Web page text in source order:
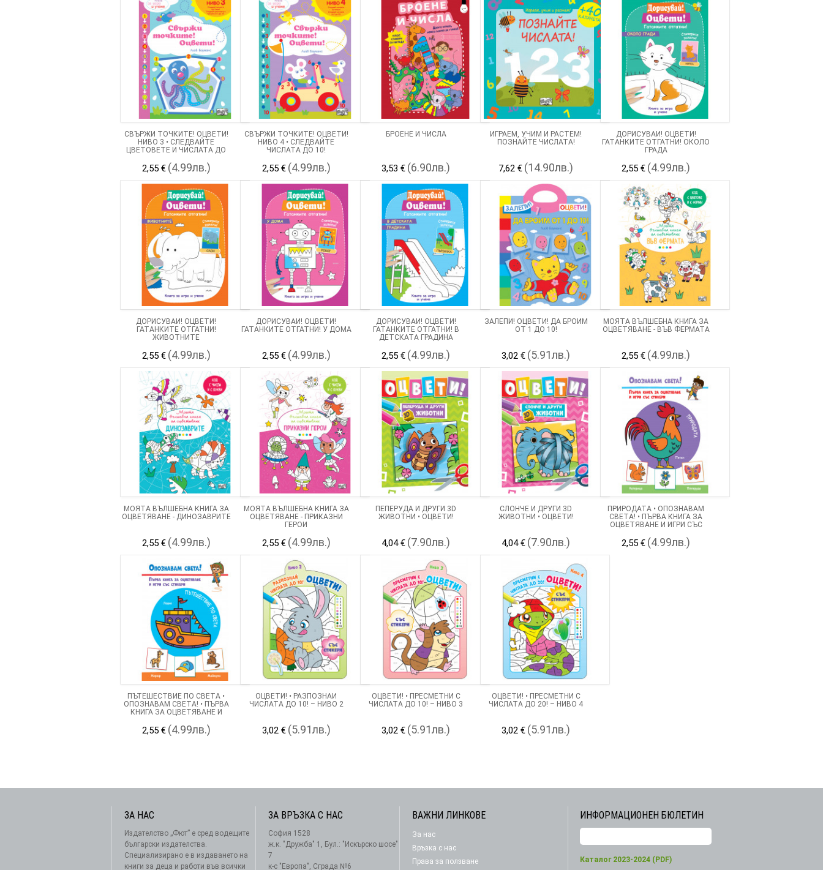
СВЪРЖИ ТОЧКИТЕ! ОЦВЕТИ!
НИВО 3 • СЛЕДВАЙТЕ
ЦВЕТОВЕТЕ И ЧИСЛАТА ДО
2,55 € (4.99лв.)
СВЪРЖИ ТОЧКИТЕ! ОЦВЕТИ!
НИВО 4 • СЛЕДВАЙТЕ
ЧИСЛАТА ДО 10!
2,55 € (4.99лв.)
БРОЕНЕ И ЧИСЛА
3,53 € (6.90лв.)
ИГРАЕМ, УЧИМ И РАСТЕМ!
ПОЗНАЙТЕ ЧИСЛАТА!
7,62 € (14.90лв.)
ДОРИСУВАЙ! ОЦВЕТИ!
ГАТАНКИТЕ ОТГАТНИ! ОКОЛО
ГРАДА
2,55 € (4.99лв.)
ДОРИСУВАЙ! ОЦВЕТИ!
ГАТАНКИТЕ ОТГАТНИ!
ЖИВОТНИТЕ
2,55 € (4.99лв.)
ДОРИСУВАЙ! ОЦВЕТИ!
ГАТАНКИТЕ ОТГАТНИ! У ДОМА
2,55 € (4.99лв.)
ДОРИСУВАЙ! ОЦВЕТИ!
ГАТАНКИТЕ ОТГАТНИ! В
ДЕТСКАТА ГРАДИНА
2,55 € (4.99лв.)
ЗАЛЕПИ! ОЦВЕТИ! ДА БРОИМ
ОТ 1 ДО 10!
3,02 € (5.91лв.)
МОЯТА ВЪЛШЕБНА КНИГА ЗА
ОЦВЕТЯВАНЕ - ВЪВ ФЕРМАТА
2,55 € (4.99лв.)
МОЯТА ВЪЛШЕБНА КНИГА ЗА
ОЦВЕТЯВАНЕ - ДИНОЗАВРИТЕ
2,55 € (4.99лв.)
МОЯТА ВЪЛШЕБНА КНИГА ЗА
ОЦВЕТЯВАНЕ - ПРИКАЗНИ
ГЕРОИ
2,55 € (4.99лв.)
ПЕПЕРУДА И ДРУГИ 3D
ЖИВОТНИ • ОЦВЕТИ!
4,04 € (7.90лв.)
СЛОНЧЕ И ДРУГИ 3D
ЖИВОТНИ • ОЦВЕТИ!
4,04 € (7.90лв.)
ПРИРОДАТА • ОПОЗНАВАМ
СВЕТА! • ПЪРВА КНИГА ЗА
ОЦВЕТЯВАНЕ И ИГРИ СЪС
2,55 € (4.99лв.)
ПЪТЕШЕСТВИЕ ПО СВЕТА •
ОПОЗНАВАМ СВЕТА! • ПЪРВА
КНИГА ЗА ОЦВЕТЯВАНЕ И
2,55 € (4.99лв.)
ОЦВЕТИ! • РАЗПОЗНАЙ
ЧИСЛАТА ДО 10! – НИВО 2
3,02 € (5.91лв.)
ОЦВЕТИ! • ПРЕСМЕТНИ С
ЧИСЛАТА ДО 10! – НИВО 3
3,02 € (5.91лв.)
ОЦВЕТИ! • ПРЕСМЕТНИ С
ЧИСЛАТА ДО 20! – НИВО 4
3,02 € (5.91лв.)
ИНФОРМАЦИОНЕН БЮЛЕТИН
АБОНАМЕНТ
Каталог 2023-2024 (PDF)
ЗА НАС
Издателство „Фют” е сред водещите
български издателства.
Специализирано е в издаването на
книги за деца и работи във всички
ЗА ВРЪЗКА С НАС
София 1528
ж.к. "Дружба" 1, Бул.: "Искърско шосе"
7
к-с "Европа", Сграда №6
ВАЖНИ ЛИНКОВЕ
За нас
Връзка с нас
Права за ползване